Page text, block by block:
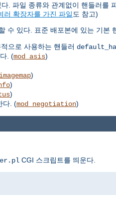
. 파일 종류와 관계없이 핸들러를
러 확장자를 가진 파일 도 참고)
수 있다. 표준 배포본에 있는 기본
으로 사용하는 핸들러
. (mod_asis)
)
)
)
다. (mod_negotiation)
CGI 스크립트를 띄운다.